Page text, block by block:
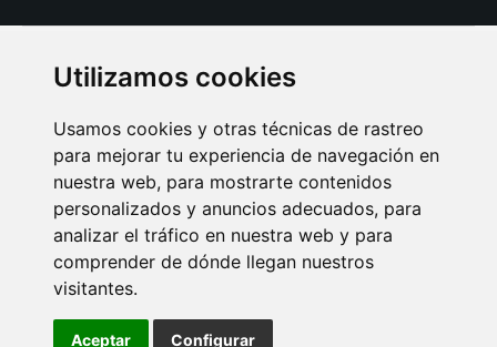
Utilizamos cookies
Usamos cookies y otras técnicas de rastreo
para mejorar tu experiencia de navegación en
nuestra web, para mostrarte contenidos
personalizados y anuncios adecuados, para
analizar el tráfico en nuestra web y para
comprender de dónde llegan nuestros
visitantes.
Aceptar Configurar
AVISO LEGAL POLITICA DE COOKIES
POLITICA DE PRIVACIDAD
PUBLICIDAD EN LA REVISTA QUÉ LEER
SORTEO-PREESTRENOS
SUSCRIPCIONES
Connecor Revistas